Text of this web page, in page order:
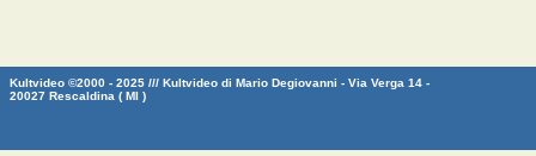
Kultvideo ©2000 - 2025 /// Kultvideo di Mario Degiovanni - Via Verga 14 -
20027 Rescaldina ( MI )